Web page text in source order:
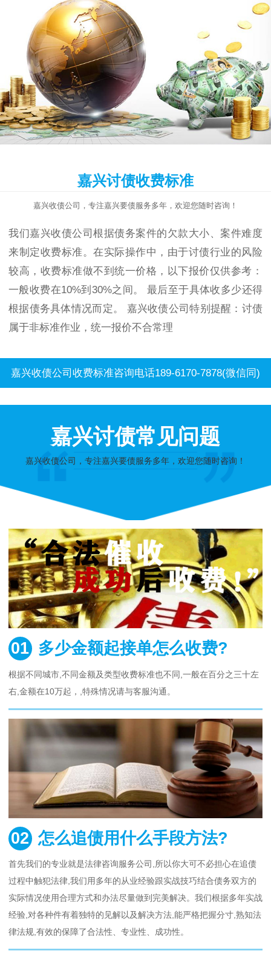
嘉兴讨债收费标准
嘉兴收债公司，专注嘉兴要债服务多年，欢迎您随时咨询！
我们嘉兴收债公司根据债务案件的欠款大小、案件难度
来制定收费标准。在实际操作中，由于讨债行业的风险
较高，收费标准做不到统一价格，以下报价仅供参考：
一般收费在10%到30%之间。 最后至于具体收多少还得
根据债务具体情况而定。 嘉兴收债公司特别提醒：讨债
属于非标准作业，统一报价不合常理
嘉兴收债公司收费标准咨询电话189-6170-7878(微信同)
嘉兴讨债常见问题
嘉兴收债公司，专注嘉兴要债服务多年，欢迎您随时咨询！
01 多少金额起接单怎么收费?
根据不同城市,不同金额及类型收费标准也不同,一般在百分之三十左
右,金额在10万起，,特殊情况请与客服沟通。
02 怎么追债用什么手段方法?
首先我们的专业就是法律咨询服务公司,所以你大可不必担心在追债
过程中触犯法律,我们用多年的从业经验跟实战技巧结合债务双方的
实际情况使用合理方式和办法尽量做到完美解决。我们根据多年实战
经验,对各种件有着独特的见解以及解决方法,能严格把握分寸,熟知法
律法规,有效的保障了合法性、专业性、成功性。